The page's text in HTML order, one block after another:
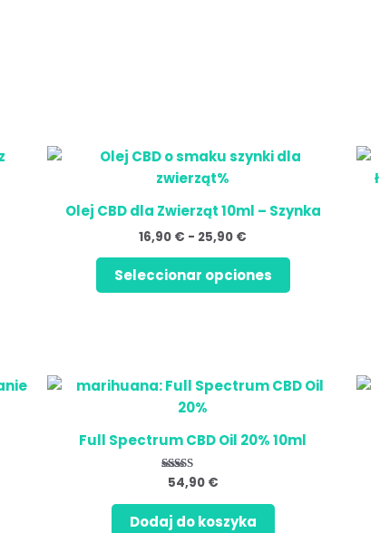
Olej CBD dla Zwierząt 10ml – Szynka
16,90 € - 25,90 €
Zakres
cen:
do
Seleccionar opciones
Ten
produkt
wiele
wariantów.
Opcje
można
Full Spectrum CBD Oil 20% 10ml
Oceniono
4.75
na 5
54,90 €
Dodaj do koszyka